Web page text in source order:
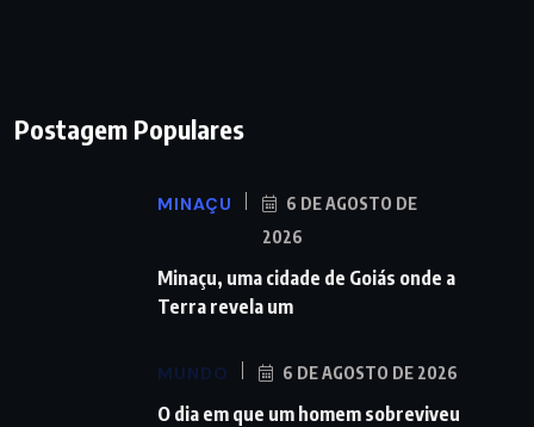
Postagem Populares
MINAÇU
6 DE AGOSTO DE
2026
Minaçu, uma cidade de Goiás onde a
Terra revela um
MUNDO 6 DE AGOSTO DE 2026
O dia em que um homem sobreviveu